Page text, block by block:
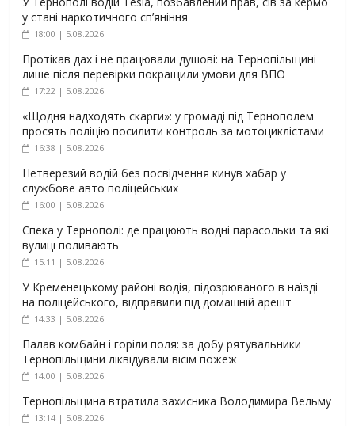
у стані наркотичного сп’яніння
18:00 | 5.08.2026
Протікав дах і не працювали душові: на Тернопільщині
лише після перевірки покращили умови для ВПО
17:22 | 5.08.2026
«Щодня надходять скарги»: у громаді під Тернополем
просять поліцію посилити контроль за мотоциклістами
16:38 | 5.08.2026
Нетверезий водій без посвідчення кинув хабар у
службове авто поліцейських
16:00 | 5.08.2026
Спека у Тернополі: де працюють водні парасольки та які
вулиці поливають
15:11 | 5.08.2026
У Кременецькому районі водія, підозрюваного в наїзді
на поліцейського, відправили під домашній арешт
14:33 | 5.08.2026
Палав комбайн і горіли поля: за добу рятувальники
Тернопільщини ліквідували вісім пожеж
14:00 | 5.08.2026
Тернопільщина втратила захисника Володимира Вельму
13:14 | 5.08.2026